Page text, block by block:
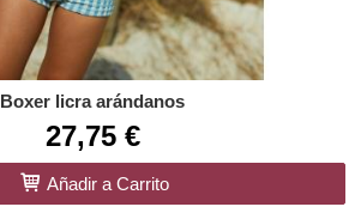
Boxer licra arándanos
27,75 €
Añadir a Carrito